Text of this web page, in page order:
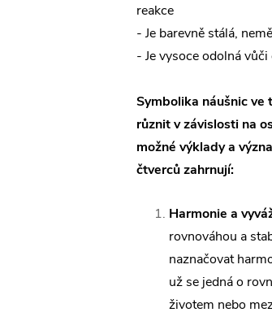
reakce
- Je barevně stálá,
- Je vysoce odolná
Symbolika náušnic ve
různit v závislosti na
možné výklady a
čtverců zahrnují:
Harmonie a
rovnováhou a
naznačovat
už se jedná o
životem nebo